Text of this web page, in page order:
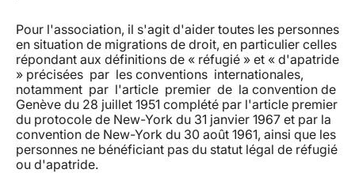
Pour l'association, il s'agit d'aider toutes les personnes
en situation de migrations de droit, en particulier celles
répondant aux définitions de « réfugié » et « d'apatride
» précisées par les conventions internationales,
notamment par l'article premier de la convention de
Genève du 28 juillet 1951 complété par l'article premier
du protocole de New-York du 31 janvier 1967 et par la
convention de New-York du 30 août 1961, ainsi que les
personnes ne bénéficiant pas du statut légal de réfugié
ou d'apatride.